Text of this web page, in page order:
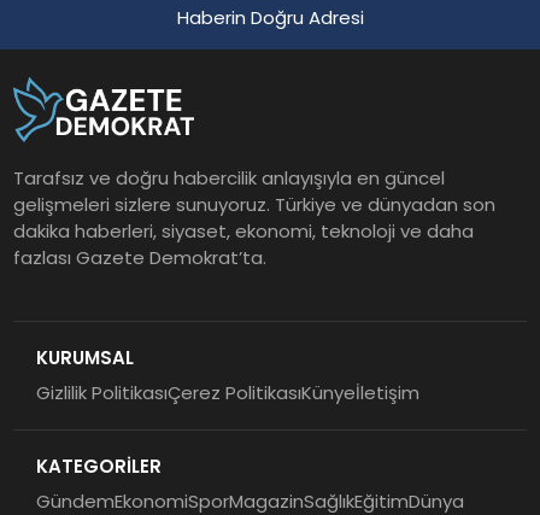
Haberin Doğru Adresi
Tarafsız ve doğru habercilik anlayışıyla en güncel
gelişmeleri sizlere sunuyoruz. Türkiye ve dünyadan son
dakika haberleri, siyaset, ekonomi, teknoloji ve daha
fazlası Gazete Demokrat’ta.
KURUMSAL
Gizlilik PolitikasıÇerez PolitikasıKünyeİletişim
KATEGORİLER
GündemEkonomiSporMagazinSağlıkEğitimDünya